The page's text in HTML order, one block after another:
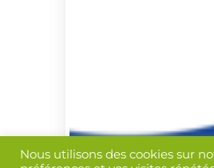
Nous utilisons des cookies sur